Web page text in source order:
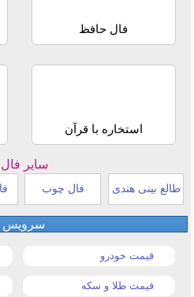
فال حافظ
استخاره با قرآن
سایر فال
طالع بینی هندی فال چوب
سرویس
قیمت خودرو
قیمت طلا و سکه